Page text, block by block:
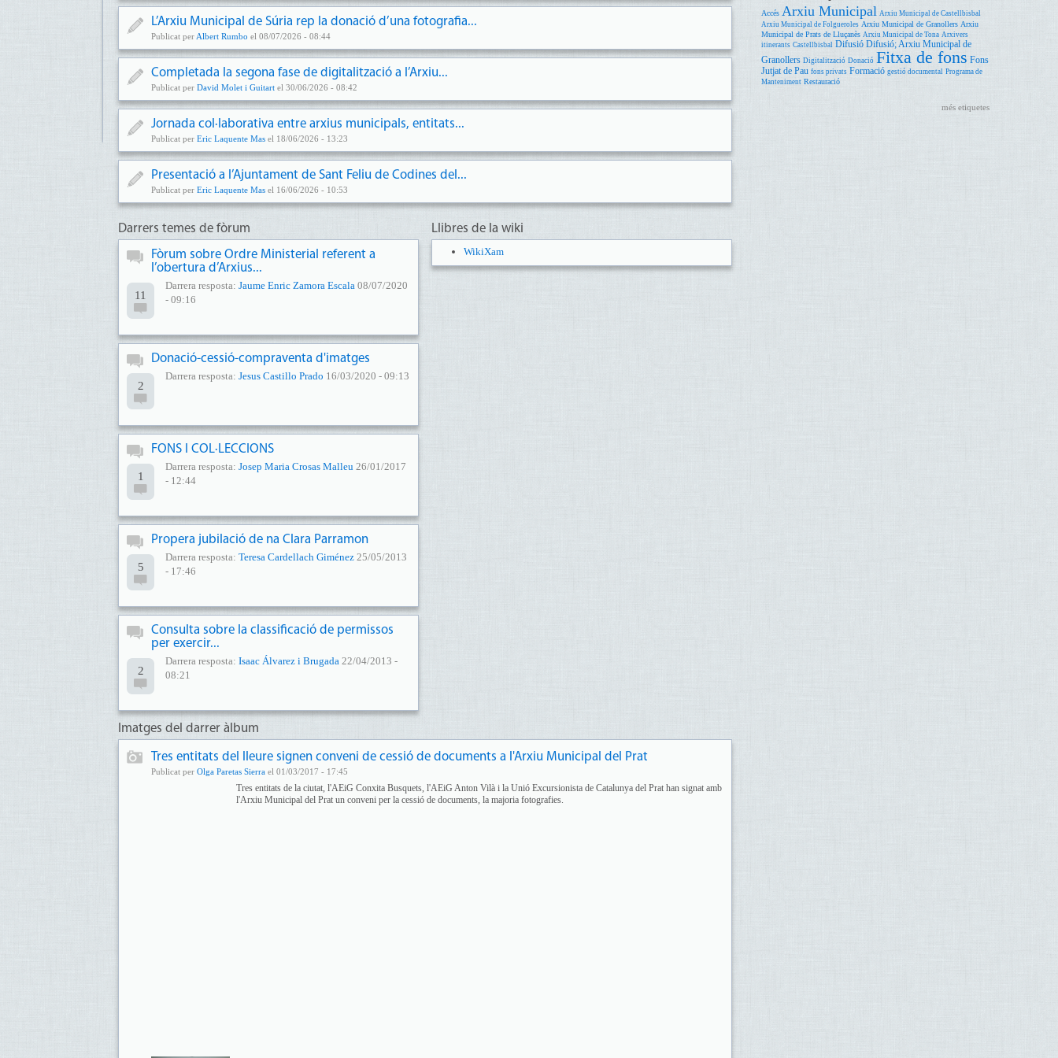
L’Arxiu Municipal de Súria rep la donació d’una fotografia...
Publicat per Albert Rumbo el 08/07/2026 - 08:44
Completada la segona fase de digitalització a l’Arxiu...
Publicat per David Molet i Guitart el 30/06/2026 - 08:42
Jornada col·laborativa entre arxius municipals, entitats...
Publicat per Eric Laquente Mas el 18/06/2026 - 13:23
Presentació a l’Ajuntament de Sant Feliu de Codines del...
Publicat per Eric Laquente Mas el 16/06/2026 - 10:53
Llibres de la wiki
WikiXam
Darrers temes de fòrum
Fòrum sobre Ordre Ministerial referent a
l’obertura d’Arxius...
11
Darrera resposta: Jaume Enric Zamora Escala 08/07/2020
- 09:16
Donació-cessió-compraventa d'imatges
2
Darrera resposta: Jesus Castillo Prado 16/03/2020 - 09:13
FONS I COL·LECCIONS
1
Darrera resposta: Josep Maria Crosas Malleu 26/01/2017
- 12:44
Propera jubilació de na Clara Parramon
5
Darrera resposta: Teresa Cardellach Giménez 25/05/2013
- 17:46
Consulta sobre la classificació de permissos
per exercir...
2
Darrera resposta: Isaac Álvarez i Brugada 22/04/2013 -
08:21
Imatges del darrer àlbum
Tres entitats del lleure signen conveni de cessió de documents a l'Arxiu Municipal del Prat
Publicat per Olga Paretas Sierra el 01/03/2017 - 17:45
Tres entitats de la ciutat, l'AEiG Conxita Busquets, l'AEiG Anton Vilà i la Unió Excursionista de Catalunya del Prat han signat amb
l'Arxiu Municipal del Prat un conveni per la cessió de documents, la majoria fotografies.
Accés Arxiu Municipal Arxiu Municipal de Castellbisbal
Arxiu Municipal de Folgueroles Arxiu Municipal de Granollers Arxiu
Municipal de Prats de Lluçanès Arxiu Municipal de Tona Arxivers
itinerants Castellbisbal Difusió Difusió; Arxiu Municipal de
Granollers Digitalització Donació Fitxa de fons Fons
Jutjat de Pau fons privats Formació gestió documental Programa de
Manteniment Restauració
més etiquetes